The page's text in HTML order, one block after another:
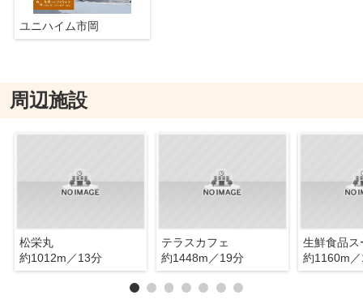
ユニハイム市岡
周辺施設
松栄丸
約1012m／13分
テラスカフェ
約1448m／19分
約1160m